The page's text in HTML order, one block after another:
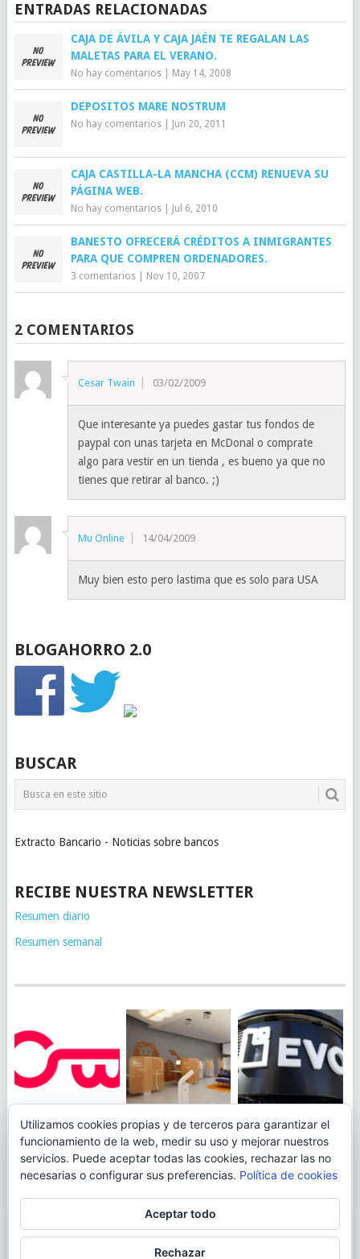
ENTRADAS RELACIONADAS
CAJA DE ÁVILA Y CAJA JAÉN TE REGALAN LAS
MALETAS PARA EL VERANO.
No hay comentarios| May 14, 2008
DEPOSITOS MARE NOSTRUM
No hay comentarios| Jun 20, 2011
CAJA CASTILLA-LA MANCHA (CCM) RENUEVA SU
PÁGINA WEB.
No hay comentarios| Jul 6, 2010
BANESTO OFRECERÁ CRÉDITOS A INMIGRANTES
PARA QUE COMPREN ORDENADORES.
3 comentarios| Nov 10, 2007
2 COMENTARIOS
Cesar Twain 03/02/2009
Que interesante ya puedes gastar tus fondos de
paypal con unas tarjeta en McDonal o comprate
algo para vestir en un tienda , es bueno ya que no
tienes que retirar al banco. ;)
Mu Online 14/04/2009
Muy bien esto pero lastima que es solo para USA
BLOGAHORRO 2.0
BUSCAR
Extracto Bancario - Noticias sobre bancos
RECIBE NUESTRA NEWSLETTER
Resumen diario
Resumen semanal
JUEGA AL
CANICÓDROMO
DIGITAL DE
OPENBANK
ING TOCA SUELO EN
LA RENTABILIDAD
DE SU CUENTA
NARANJA: 0,01% TAE
EVO BANK
PERMITIRÁ
INGRESAR DINERO
DESDE LAS OFICINAS
© 2026BLOGAHORRO.
CONTACTA CON EL AUTOR
Utilizamos cookies propias y de terceros para garantizar el
funcionamiento de la web, medir su uso y mejorar nuestros
servicios. Puede aceptar todas las cookies, rechazar las no
necesarias o configurar sus preferencias. Política de cookies
Aceptar todo
Rechazar